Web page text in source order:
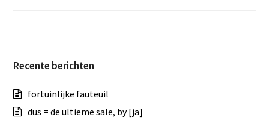
Recente berichten
fortuinlijke fauteuil
dus = de ultieme sale, by [ja]